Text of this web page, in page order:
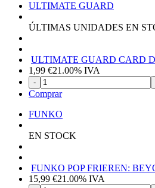
ULTIMATE GUARD
ÚLTIMAS UNIDADES EN
ULTIMATE GUARD CARD
1,99 €21.00% IVA
-
Comprar
EN STOCK
FUNKO POP FRIEREN:
15,99 €21.00% IVA